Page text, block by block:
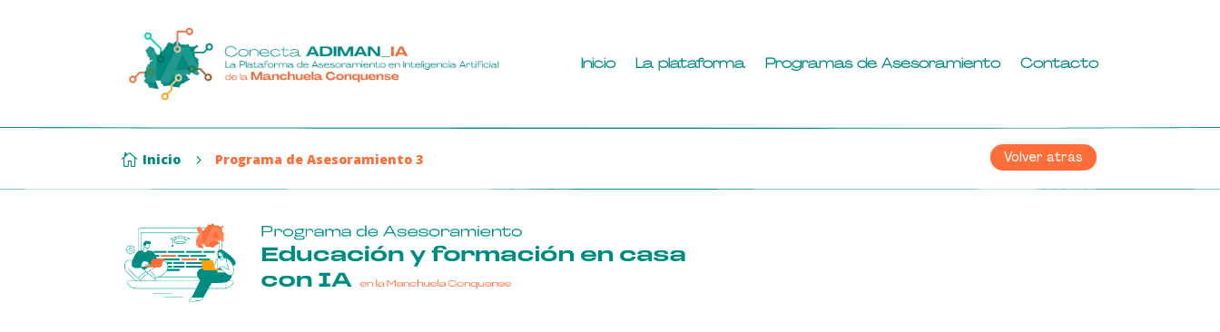
Inicio La plataforma Programas de Asesoramiento Contacto
 Inicio 5 Programa de Asesoramiento 3 Volver atrás